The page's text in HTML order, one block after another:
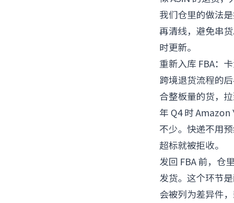
我们仓里的做法
再清线，避免串
时更新。
重新入库 FBA：
跨境退货流程的
合整板量的货，
年 Q4 时
不少。快递不用
超标就被拒收。
发回 FBA 前，仓
发货。这个环节
会被列为差异件